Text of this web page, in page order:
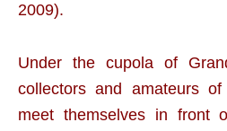
2009).
Under the cupola of
collectors and amateurs
meet themselves in front